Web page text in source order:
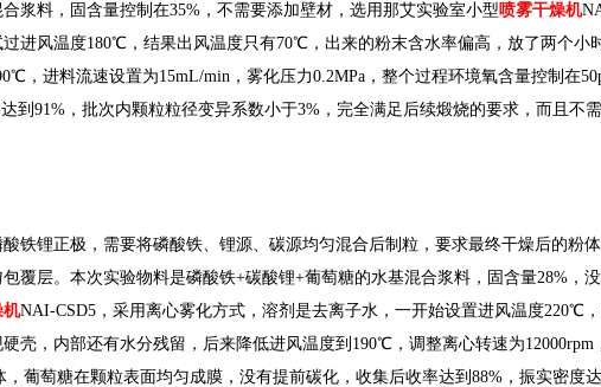
浆料，固含量控制在35%，不需要添加壁材，选用那艾实验室小型喷雾干燥机
进风温度180℃，结果出风温度只有70℃，出来的粉末含水率偏高，放了两个小
，进料流速设置为15mL/min，雾化压力0.2MPa，整个过程环境氧含量控制在
到91%，批次内颗粒粒径变异系数小于3%，完全满足后续煅烧的要求，而且不
铁锂正极，需要将磷酸铁、锂源、碳源均匀混合后制粒，要求最终干燥后的粉
覆层。本次实验物料是磷酸铁+碳酸锂+葡萄糖的水基混合浆料，固含量28%，
机NAI-CSD5，采用离心雾化方式，溶剂是去离子水，一开始设置进风温度220℃
壳，内部还有水分残留，后来降低进风温度到190℃，调整离心转速为12000rpm
葡萄糖在颗粒表面均匀成膜，没有提前碳化，收集后收率达到88%，振实密度达